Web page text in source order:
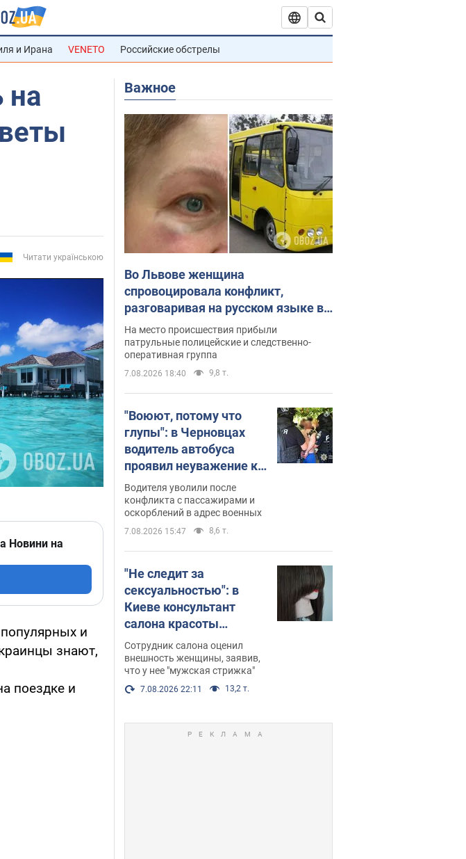
и Ирана VENETO Российские обстрелы
на
Читати українською
Новини на
и
знают,
поездке и
Важное
Во Львове женщина
спровоцировала конфликт,
разговаривая на русском языке в
маршрутке: полиция составила
административный протокол.
Видео
На место происшествия прибыли
патрульные полицейские и следственно-
оперативная группа
7.08.2026 18:40 9,8 т.
"Воюют, потому что
глупы": в Черновцах
водитель автобуса
проявил неуважение к
украинским военным и
поплатился за это.
Видео
Водителя уволили после
конфликта с пассажирами и
оскорблений в адрес военных
7.08.2026 15:47 8,6 т.
"Не следит за
сексуальностью": в
Киеве консультант
салона красоты
оскорбил женщину
после химиотерапии,
разгорелся скандал.
Фото
Сотрудник салона оценил
внешность женщины, заявив,
что у нее "мужская стрижка"
7.08.2026 22:11 13,2 т.